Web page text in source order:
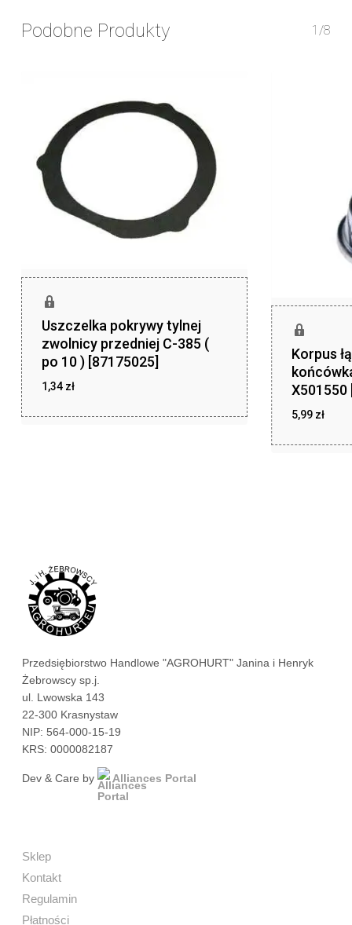
Podobne Produkty 1/8
Uszczelka pokrywy tylnej
zwolnicy przedniej C-385 (
po 10 ) [87175025]
1,34 zł
Korpus
X501550
5,99 zł
Przedsiębiorstwo Handlowe "AGROHURT" Janina i Henryk
Żebrowscy sp.j.
ul. Lwowska 143
22-300 Krasnystaw
NIP: 564-000-15-19
KRS: 0000082187
Dev & Care by Alliances Portal
Sklep
Kontakt
Regulamin
Płatności